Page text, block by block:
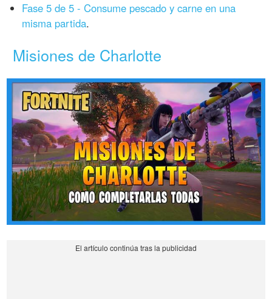
Fase 5 de 5 - Consume pescado y carne en una
misma partida.
Misiones de Charlotte